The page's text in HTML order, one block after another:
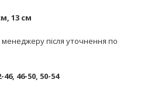
13 см
після уточнення по
46-50, 50-54